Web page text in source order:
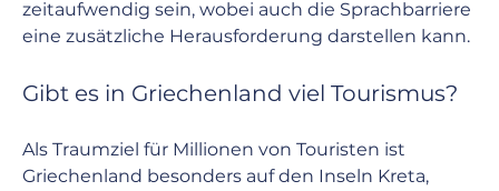
zeitaufwendig sein, wobei auch die Sprachbarriere
eine zusätzliche Herausforderung darstellen kann.
Gibt es in Griechenland viel Tourismus?
Als Traumziel für Millionen von Touristen ist
Griechenland besonders auf den Inseln Kreta,